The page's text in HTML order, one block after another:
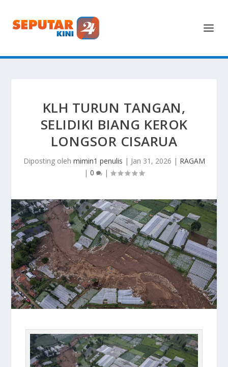
KLH TURUN TANGAN,
SELIDIKI BIANG KEROK
LONGSOR CISARUA
Diposting oleh mimin1 penulis | Jan 31, 2026 | RAGAM
| 0 |